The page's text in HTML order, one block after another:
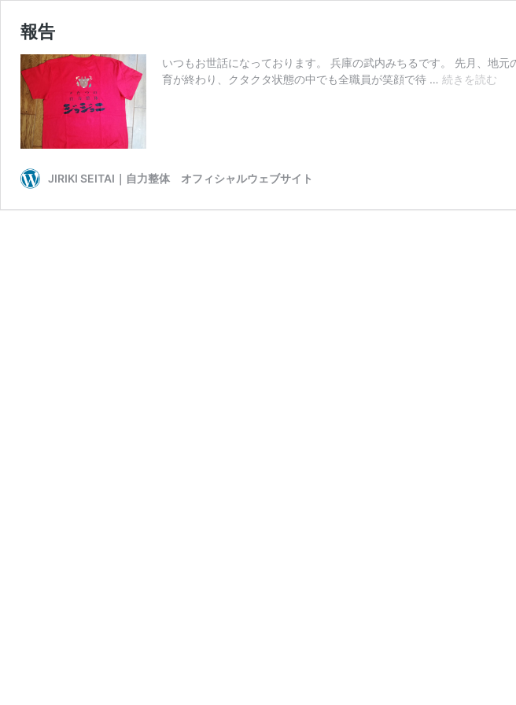
報告
いつもお世話になっております。 兵庫の武内みちるです。 先月、地
育が終わり、クタクタ状態の中でも全職員が笑顔で待 … 続きを読む
JIRIKI SEITAI｜自力整体 オフィシャルウェブサイト